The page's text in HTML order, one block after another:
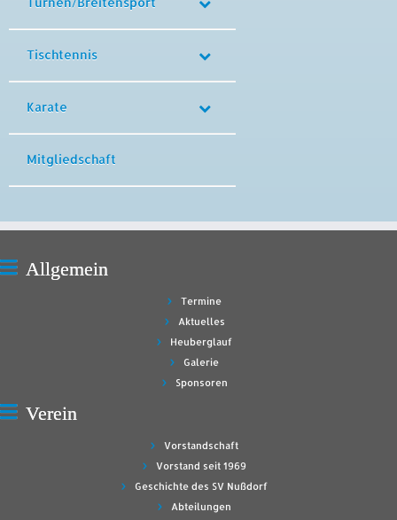
Tischtennis
Karate
Mitgliedschaft
Allgemein
Termine
Aktuelles
Heuberglauf
Galerie
Sponsoren
Verein
Vorstandschaft
Vorstand seit 1969
Geschichte des SV Nußdorf
Abteilungen